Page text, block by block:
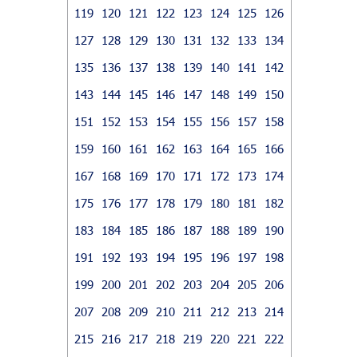
119
120 121 122 123 124 125
126
127
128 129 130 131 132 133
134
135
136 137 138 139 140 141
142
143
144 145 146 147 148 149
150
151
152 153 154 155 156 157
158
159
160 161 162 163 164 165
166
167
168 169 170 171 172 173
174
175
176 177 178 179 180 181
182
183
184 185 186 187 188 189
190
191
192 193 194 195 196 197
198
199
200 201 202 203 204 205
206
207
208 209 210 211 212 213
214
215
216 217 218 219 220 221
222